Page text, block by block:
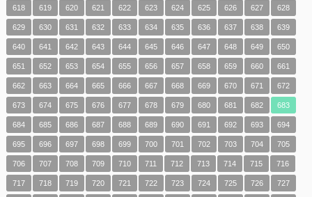
618 619 620 621 622 623 624 625 626 627 628
629 630 631 632 633 634 635 636 637 638 639
640 641 642 643 644 645 646 647 648 649 650
651 652 653 654 655 656 657 658 659 660 661
662 663 664 665 666 667 668 669 670 671 672
673 674 675 676 677 678 679 680 681 682 683
684 685 686 687 688 689 690 691 692 693 694
695 696 697 698 699 700 701 702 703 704 705
706 707 708 709 710 711 712 713 714 715 716
717 718 719 720 721 722 723 724 725 726 727